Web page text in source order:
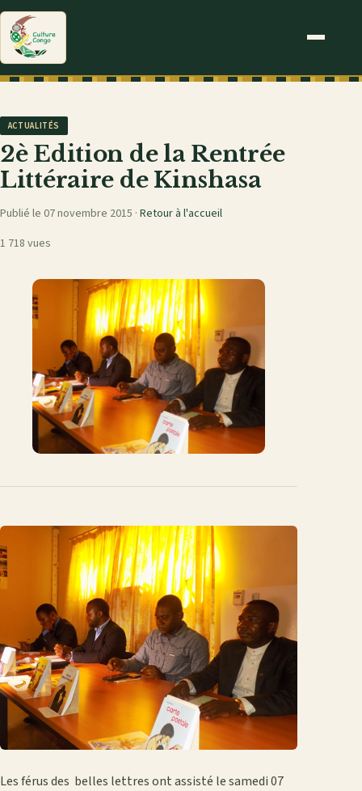
ACTUALITÉS
2è Edition de la Rentrée
Littéraire de Kinshasa
Publié le 07 novembre 2015 · Retour à l'accueil
1 718 vues
Les férus des belles lettres ont assisté le samedi 07